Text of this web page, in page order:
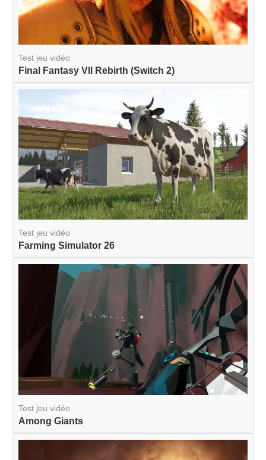
Test jeu vidéo
Final Fantasy VII Rebirth (Switch 2)
Test jeu vidéo
Farming Simulator 26
Test jeu vidéo
Among Giants